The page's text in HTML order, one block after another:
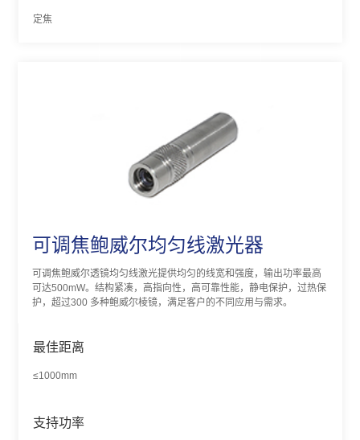
定焦
可调焦鲍威尔均匀线激光器
可调焦鲍威尔透镜均匀线激光提供均匀的线宽和强度，输出功率最高
可达500mW。结构紧凑，高指向性，高可靠性能，静电保护，过热保
护，超过300 多种鲍威尔棱镜，满足客户的不同应用与需求。
最佳距离
≤1000mm
支持功率